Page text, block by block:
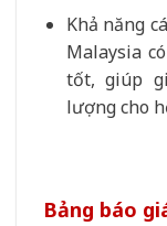
Khả năng
Malaysia
tốt, giúp
lượng cho
Bảng báo